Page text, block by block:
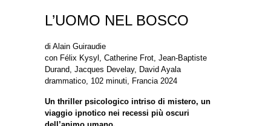
L’UOMO NEL BOSCO
di Alain Guiraudie
con Félix Kysyl, Catherine Frot, Jean-Baptiste
Durand, Jacques Develay, David Ayala
drammatico, 102 minuti, Francia 2024
Un thriller psicologico intriso di mistero, un
viaggio ipnotico nei recessi più oscuri